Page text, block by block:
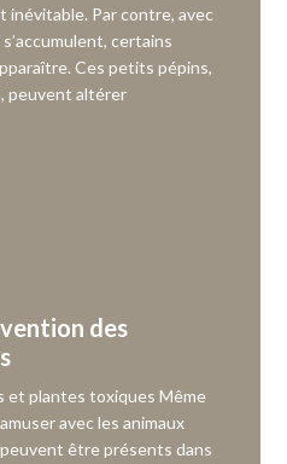
inévitable. Par contre, avec
certains
Ces petits pépins,
peuvent altérer
des
et plantes toxiques Même
avec les animaux
être présents dans